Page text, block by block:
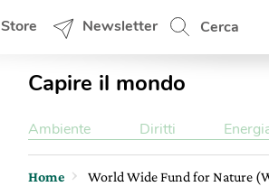
Store Newsletter Cerca
Capire il mondo
Ambiente Diritti
Home World Wide Fund for Nature